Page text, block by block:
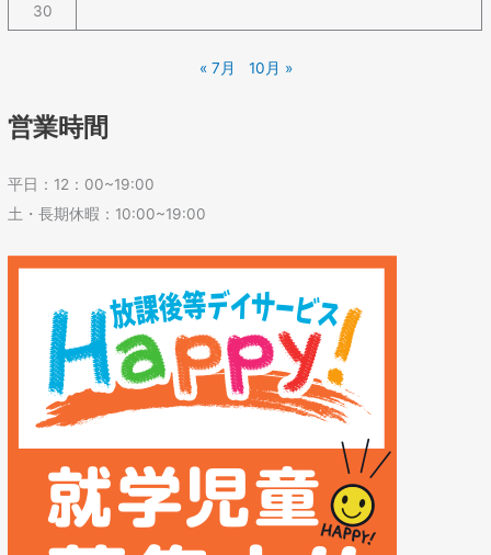
30
« 7月 10月 »
営業時間
平日：12：00~19:00
土・長期休暇：10:00~19:00